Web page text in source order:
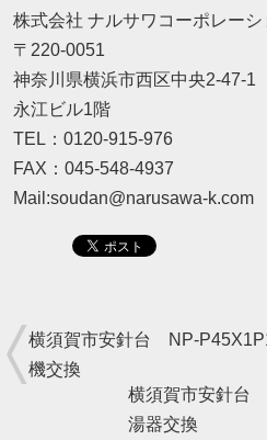
株式会社 ナルサワコーポレーシ
〒220-0051
神奈川県横浜市西区中央2-47-1
永江ビル1階
TEL：0120-915-976
FAX：045-548-4937
Mail:soudan@narusawa-k.com
横須賀市安針台 NP-
機交換
横須賀市安針台
湯器交換